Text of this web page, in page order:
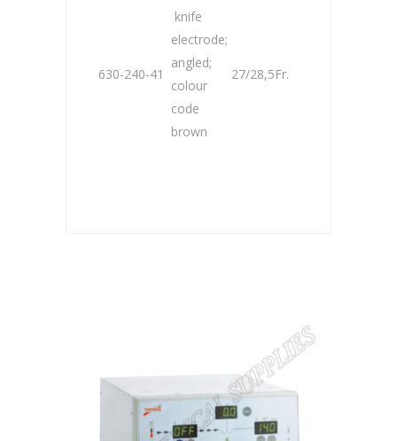
630-240-41
knife
electrode;
angled;
colour
code
brown
27/28,5Fr.